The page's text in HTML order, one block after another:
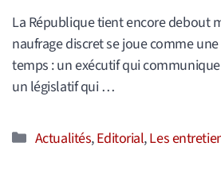
La République tient encore debout
naufrage discret se joue comme
temps : un exécutif qui
un législatif qui …
Catégories
Actualités,Editorial,Les